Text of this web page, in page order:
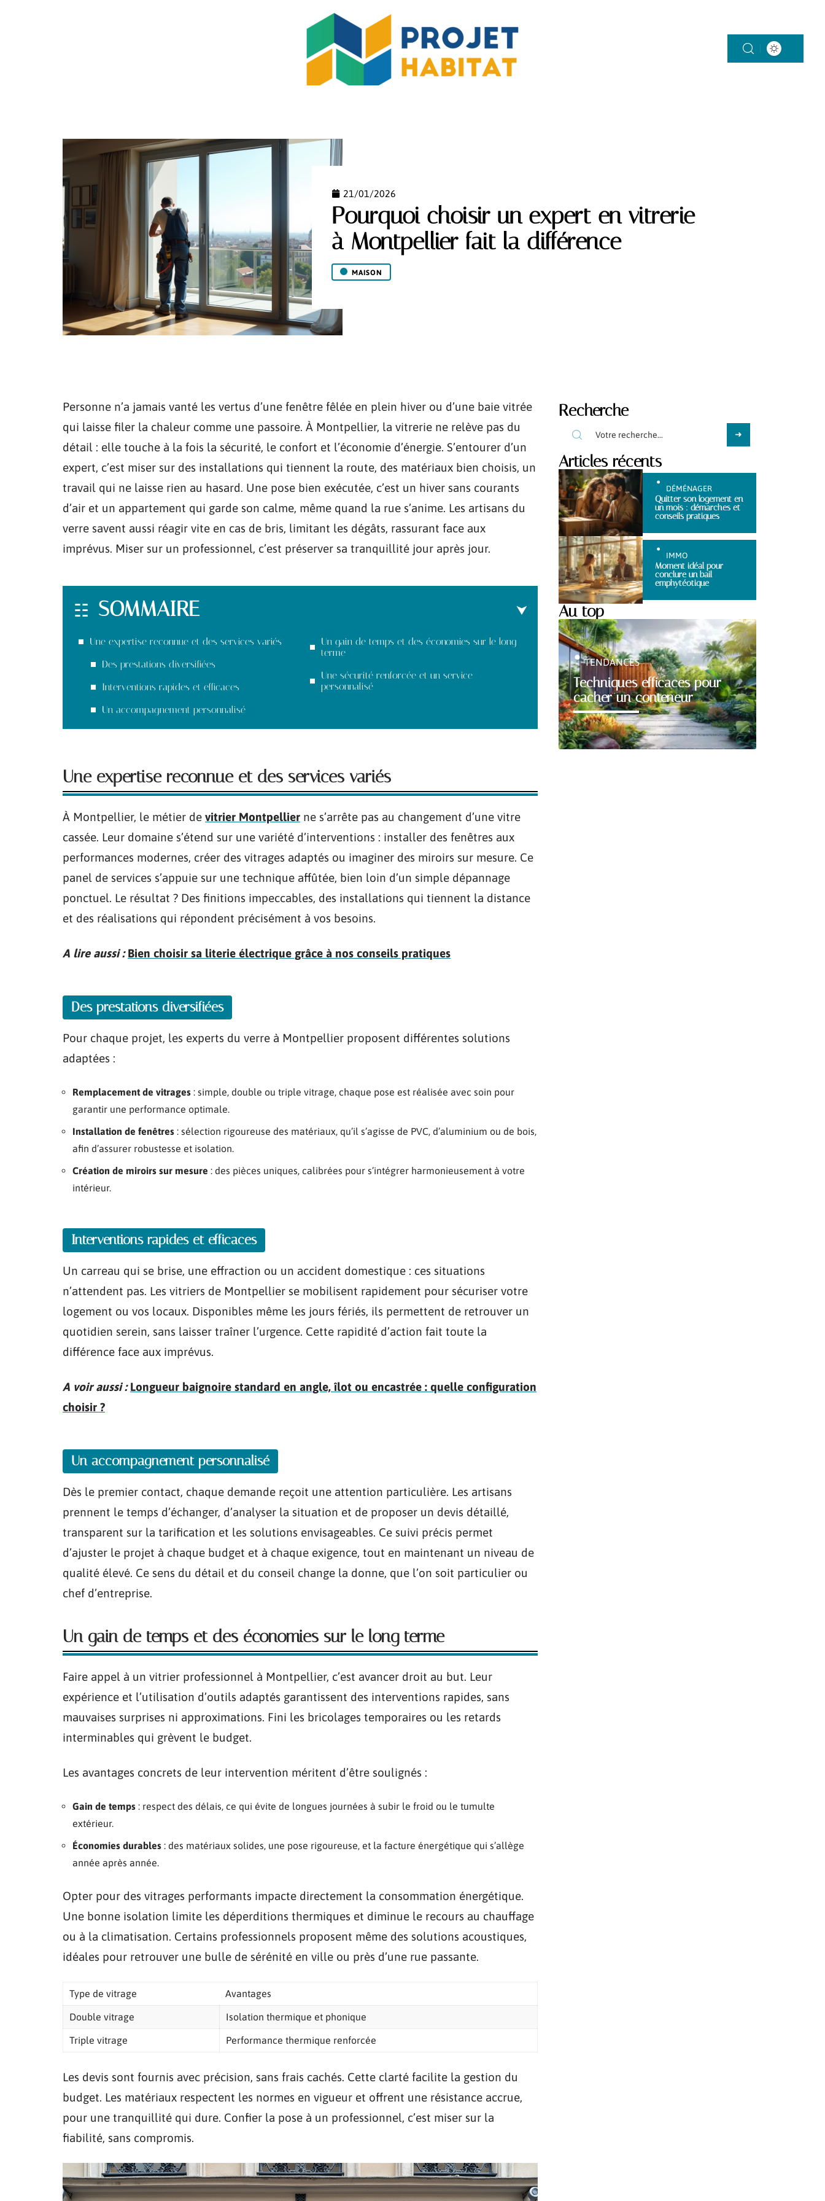
21/01/2026
Pourquoi choisir un expert en vitrerie
à Montpellier fait la différence
MAISON
Personne n’a jamais vanté les vertus d’une fenêtre fêlée en plein hiver ou d’une baie vitrée
qui laisse filer la chaleur comme une passoire. À Montpellier, la vitrerie ne relève pas du
détail : elle touche à la fois la sécurité, le confort et l’économie d’énergie. S’entourer d’un
expert, c’est miser sur des installations qui tiennent la route, des matériaux bien choisis, un
travail qui ne laisse rien au hasard. Une pose bien exécutée, c’est un hiver sans courants
d’air et un appartement qui garde son calme, même quand la rue s’anime. Les artisans du
verre savent aussi réagir vite en cas de bris, limitant les dégâts, rassurant face aux
imprévus. Miser sur un professionnel, c’est préserver sa tranquillité jour après jour.
SOMMAIRE
Une expertise reconnue et des services variés
Des prestations diversifiées
Interventions rapides et efficaces
Un accompagnement personnalisé
Un gain de temps et des économies sur le long
terme
Une sécurité renforcée et un service
personnalisé
Une expertise reconnue et des services variés
À Montpellier, le métier de vitrier Montpellier ne s’arrête pas au changement d’une vitre
cassée. Leur domaine s’étend sur une variété d’interventions : installer des fenêtres aux
performances modernes, créer des vitrages adaptés ou imaginer des miroirs sur mesure. Ce
panel de services s’appuie sur une technique affûtée, bien loin d’un simple dépannage
ponctuel. Le résultat ? Des finitions impeccables, des installations qui tiennent la distance
et des réalisations qui répondent précisément à vos besoins.
A lire aussi : Bien choisir sa literie électrique grâce à nos conseils pratiques
Des prestations diversifiées
Pour chaque projet, les experts du verre à Montpellier proposent différentes solutions
adaptées :
Remplacement de vitrages : simple, double ou triple vitrage, chaque pose est réalisée avec soin pour
garantir une performance optimale.
Installation de fenêtres : sélection rigoureuse des matériaux, qu’il s’agisse de PVC, d’aluminium ou de bois,
afin d’assurer robustesse et isolation.
Création de miroirs sur mesure : des pièces uniques, calibrées pour s’intégrer harmonieusement à votre
intérieur.
Interventions rapides et efficaces
Un carreau qui se brise, une effraction ou un accident domestique : ces situations
n’attendent pas. Les vitriers de Montpellier se mobilisent rapidement pour sécuriser votre
logement ou vos locaux. Disponibles même les jours fériés, ils permettent de retrouver un
quotidien serein, sans laisser traîner l’urgence. Cette rapidité d’action fait toute la
différence face aux imprévus.
A voir aussi : Longueur baignoire standard en angle, îlot ou encastrée : quelle configuration
choisir ?
Un accompagnement personnalisé
Dès le premier contact, chaque demande reçoit une attention particulière. Les artisans
prennent le temps d’échanger, d’analyser la situation et de proposer un devis détaillé,
transparent sur la tarification et les solutions envisageables. Ce suivi précis permet
d’ajuster le projet à chaque budget et à chaque exigence, tout en maintenant un niveau de
qualité élevé. Ce sens du détail et du conseil change la donne, que l’on soit particulier ou
chef d’entreprise.
Un gain de temps et des économies sur le long terme
Faire appel à un vitrier professionnel à Montpellier, c’est avancer droit au but. Leur
expérience et l’utilisation d’outils adaptés garantissent des interventions rapides, sans
mauvaises surprises ni approximations. Fini les bricolages temporaires ou les retards
interminables qui grèvent le budget.
Les avantages concrets de leur intervention méritent d’être soulignés :
Gain de temps : respect des délais, ce qui évite de longues journées à subir le froid ou le tumulte
extérieur.
Économies durables : des matériaux solides, une pose rigoureuse, et la facture énergétique qui s’allège
année après année.
Opter pour des vitrages performants impacte directement la consommation énergétique.
Une bonne isolation limite les déperditions thermiques et diminue le recours au chauffage
ou à la climatisation. Certains professionnels proposent même des solutions acoustiques,
idéales pour retrouver une bulle de sérénité en ville ou près d’une rue passante.
Type de vitrage Avantages
Double vitrage Isolation thermique et phonique
Triple vitrage Performance thermique renforcée
Les devis sont fournis avec précision, sans frais cachés. Cette clarté facilite la gestion du
budget. Les matériaux respectent les normes en vigueur et offrent une résistance accrue,
pour une tranquillité qui dure. Confier la pose à un professionnel, c’est miser sur la
fiabilité, sans compromis.
Recherche
Articles récents
DÉMÉNAGER
Quitter son logement en
un mois : démarches et
conseils pratiques
IMMO
Moment idéal pour
conclure un bail
emphytéotique
Au top
Techniques efficaces pour
cacher un conteneur
TENDANCES